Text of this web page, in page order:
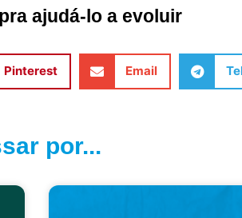
ajudá-lo a evoluir
Pinterest Email
por...